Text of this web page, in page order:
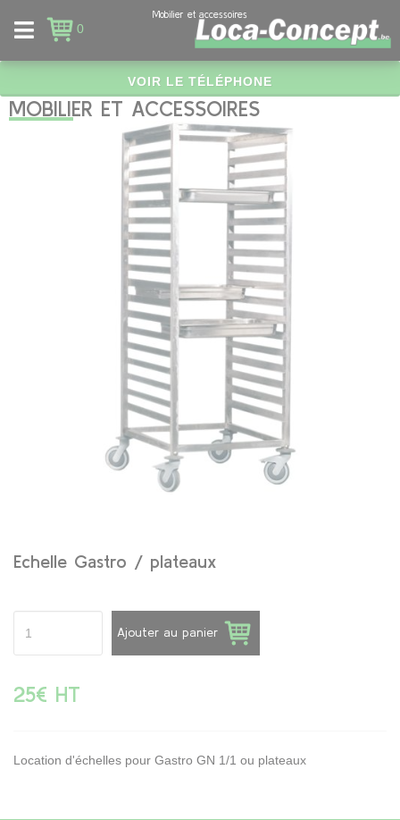
0
Mobilier et accessoires
VOIR LE TÉLÉPHONE
MOBILIER ET ACCESSOIRES
Echelle Gastro / plateaux
Ajouter au panier
25€ HT
Location d'échelles pour Gastro GN 1/1 ou plateaux
Panneau de gestion des cookies